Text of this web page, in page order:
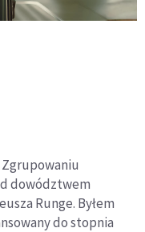
Zgrupowaniu
dowództwem
Runge. Byłem
do stopnia